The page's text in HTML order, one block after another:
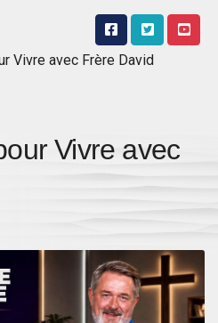
Vivre avec Frère David
Vivre avec